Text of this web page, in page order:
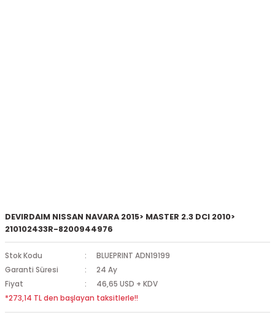
DEVIRDAIM NISSAN NAVARA 2015> MASTER 2.3 DCI 2010>
210102433R-8200944976
Stok Kodu
BLUEPRINT ADN19199
Garanti Süresi
24 Ay
Fiyat
46,65 USD + KDV
*273,14 TL den başlayan taksitlerle!!